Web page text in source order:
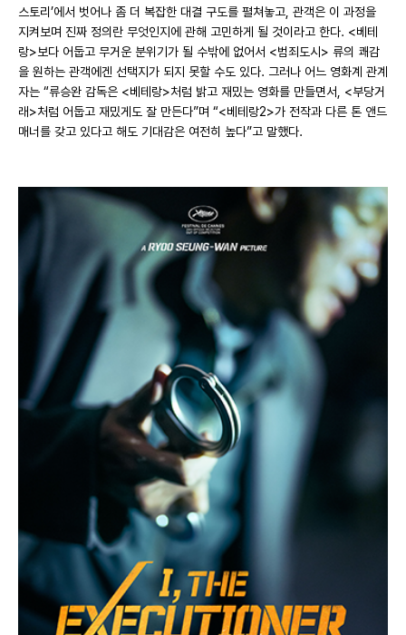
스토리’에서 벗어나 좀 더 복잡한 대결 구도를 펼쳐놓고, 관객은 이 과정을
지켜보며 진짜 정의란 무엇인지에 관해 고민하게 될 것이라고 한다. <베테
랑>보다 어둡고 무거운 분위기가 될 수밖에 없어서 <범죄도시> 류의 쾌감
을 원하는 관객에겐 선택지가 되지 못할 수도 있다. 그러나 어느 영화계 관계
자는 “류승완 감독은 <베테랑>처럼 밝고 재밌는 영화를 만들면서, <부당거
래>처럼 어둡고 재밌게도 잘 만든다”며 “<베테랑2>가 전작과 다른 톤 앤드
매너를 갖고 있다고 해도 기대감은 여전히 높다”고 말했다.